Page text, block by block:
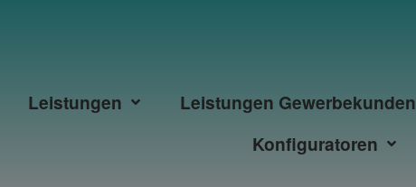
Leistungen Leistungen Gewerbekunden
Konfiguratoren